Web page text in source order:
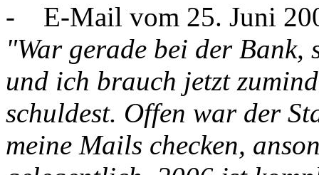
- E-Mail vom 25. Juni
"War gerade bei der
und ich brauch jetzt
schuldest. Offen war der
meine Mails checken,